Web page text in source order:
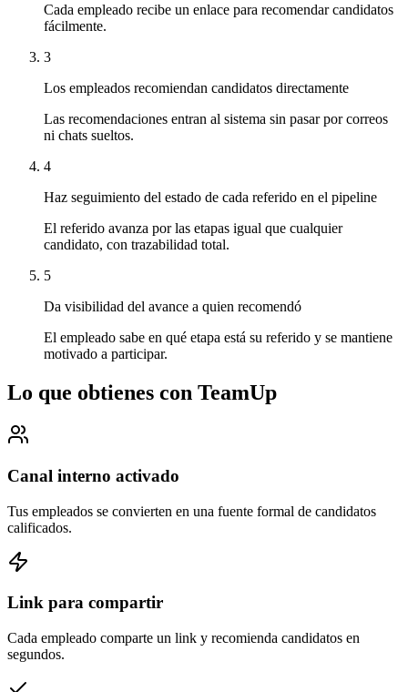
Cada empleado recibe un enlace para recomendar candidatos
fácilmente.
3
Los empleados recomiendan candidatos directamente
Las recomendaciones entran al sistema sin pasar por correos
ni chats sueltos.
4
Haz seguimiento del estado de cada referido en el pipeline
El referido avanza por las etapas igual que cualquier
candidato, con trazabilidad total.
5
Da visibilidad del avance a quien recomendó
El empleado sabe en qué etapa está su referido y se mantiene
motivado a participar.
Lo que obtienes con TeamUp
Canal interno activado
Tus empleados se convierten en una fuente formal de candidatos
calificados.
Link para compartir
Cada empleado comparte un link y recomienda candidatos en
segundos.